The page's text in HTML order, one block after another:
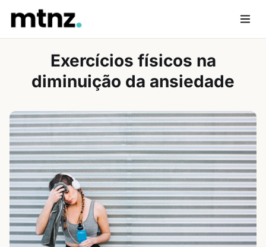
content
Exercícios físicos na
diminuição da ansiedade